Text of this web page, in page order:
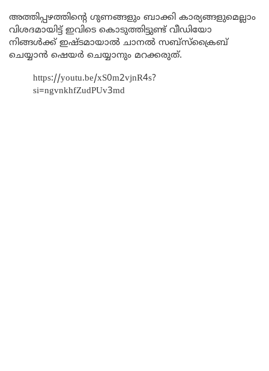
അത്തിപ്പഴത്തിന്റെ ഗുണങ്ങളും ബാക്കി കാര്യങ്ങളുമെല്ലാം
വിശദമായിട്ട് ഇവിടെ കൊടുത്തിട്ടുണ്ട് വീഡിയോ
നിങ്ങൾക്ക് ഇഷ്ടമായാൽ ചാനൽ സബ്സ്ക്രൈബ്
ചെയ്യാൻ ഷെയർ ചെയ്യാനും മറക്കരുത്.
https://youtu.be/xS0m2vjnR4s?
si=ngvnkhfZudPUv3md